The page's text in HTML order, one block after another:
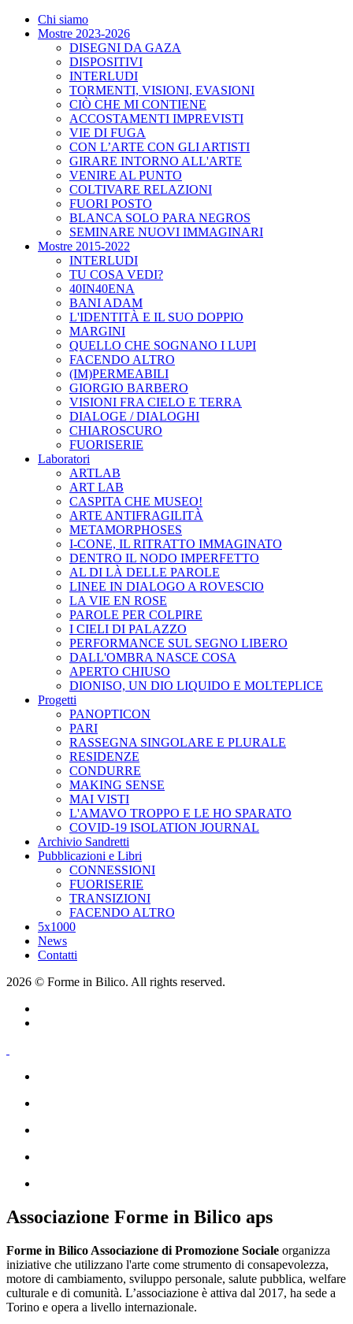
Chi siamo
Mostre 2023-2026
DISEGNI DA GAZA
DISPOSITIVI
INTERLUDI
TORMENTI, VISIONI, EVASIONI
CIÒ CHE MI CONTIENE
ACCOSTAMENTI IMPREVISTI
VIE DI FUGA
CON L’ARTE CON GLI ARTISTI
GIRARE INTORNO ALL'ARTE
VENIRE AL PUNTO
COLTIVARE RELAZIONI
FUORI POSTO
BLANCA SOLO PARA NEGROS
SEMINARE NUOVI IMMAGINARI
Mostre 2015-2022
INTERLUDI
TU COSA VEDI?
40IN40ENA
BANI ADAM
L'IDENTITÀ E IL SUO DOPPIO
MARGINI
QUELLO CHE SOGNANO I LUPI
FACENDO ALTRO
(IM)PERMEABILI
GIORGIO BARBERO
VISIONI FRA CIELO E TERRA
DIALOGE / DIALOGHI
CHIAROSCURO
FUORISERIE
Laboratori
ARTLAB
ART LAB
CASPITA CHE MUSEO!
ARTE ANTIFRAGILITÀ
METAMORPHOSES
I-CONE, IL RITRATTO IMMAGINATO
DENTRO IL NODO IMPERFETTO
AL DI LÀ DELLE PAROLE
LINEE IN DIALOGO A ROVESCIO
LA VIE EN ROSE
PAROLE PER COLPIRE
I CIELI DI PALAZZO
PERFORMANCE SUL SEGNO LIBERO
DALL'OMBRA NASCE COSA
APERTO CHIUSO
DIONISO, UN DIO LIQUIDO E MOLTEPLICE
Progetti
PANOPTICON
PARI
RASSEGNA SINGOLARE E PLURALE
RESIDENZE
CONDURRE
MAKING SENSE
MAI VISTI
L'AMAVO TROPPO E LE HO SPARATO
COVID-19 ISOLATION JOURNAL
Archivio Sandretti
Pubblicazioni e Libri
CONNESSIONI
FUORISERIE
TRANSIZIONI
FACENDO ALTRO
5x1000
News
Contatti
2026 © Forme in Bilico. All rights reserved.
Associazione Forme in Bilico aps
Forme in Bilico Associazione di Promozione Sociale organizza
iniziative che utilizzano l'arte come strumento di consapevolezza,
motore di cambiamento, sviluppo personale, salute pubblica, welfare
culturale e di comunità. L’associazione è attiva dal 2017, ha sede a
Torino e opera a livello internazionale.